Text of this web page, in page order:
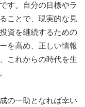
す。自分の目標やラ
ことで、現実的な見
資を継続するための
を高め、正しい情報
これからの時代を生
の一助となれば幸い